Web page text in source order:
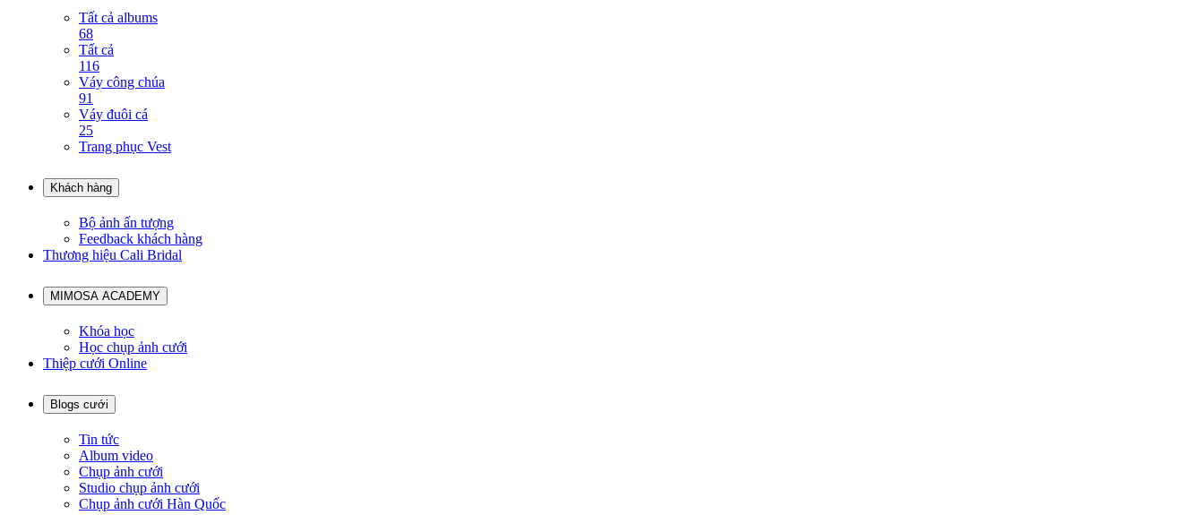
Tất cả albums
68
Tất cả
116
Váy công chúa
91
Váy đuôi cá
25
Trang phục Vest
Khách hàng
Bộ ảnh ấn tượng
Feedback khách hàng
Thương hiệu Cali Bridal
MIMOSA ACADEMY
Khóa học
Học chụp ảnh cưới
Thiệp cưới Online
Blogs cưới
Tin tức
Album video
Chụp ảnh cưới
Studio chụp ảnh cưới
Chụp ảnh cưới Hàn Quốc